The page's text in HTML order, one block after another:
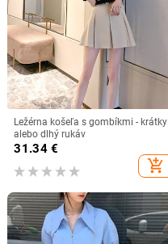
Ležérna košeľa s gombíkmi - krátky
alebo dlhý rukáv
31.34€
add_shopping_cart